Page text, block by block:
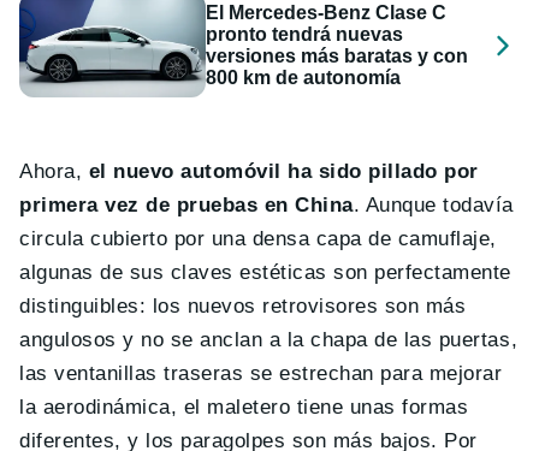
El Mercedes-Benz Clase C
pronto tendrá nuevas
versiones más baratas y con
800 km de autonomía
Ahora, el nuevo automóvil ha sido pillado por
primera vez de pruebas en China. Aunque todavía
circula cubierto por una densa capa de camuflaje,
algunas de sus claves estéticas son perfectamente
distinguibles: los nuevos retrovisores son más
angulosos y no se anclan a la chapa de las puertas,
las ventanillas traseras se estrechan para mejorar
la aerodinámica, el maletero tiene unas formas
diferentes, y los paragolpes son más bajos. Por